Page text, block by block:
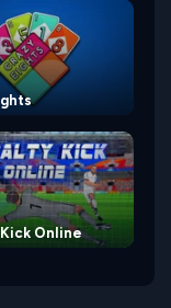
Online